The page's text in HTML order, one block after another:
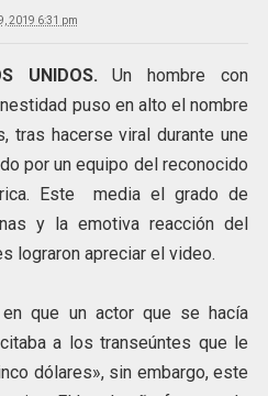
2019 6:31 pm
UNIDOS.Un hombre con
puso en alto el nombre
tras hacerse viral durante une
por un equipo del reconocido
Este media el grado de
y la emotiva reacción del
lograron apreciar el video.
que un actor que se hacía
a los transeúntes que le
dólares», sin embargo, este